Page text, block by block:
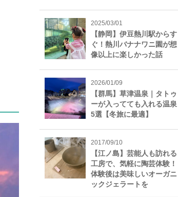
2025/03/01
【静岡】伊豆熱川駅からす
ぐ！熱川バナナワニ園が想
像以上に楽しかった話
2026/01/09
【群馬】草津温泉｜タトゥ
ーが入ってても入れる温泉
5選【冬旅に最適】
2017/09/10
【江ノ島】芸能人も訪れる
工房で、気軽に陶芸体験！
体験後は美味しいオーガニ
ックジェラートを